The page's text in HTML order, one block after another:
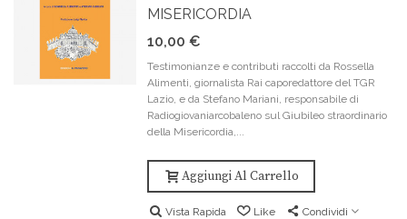
MISERICORDIA
10,00 €
Testimonianze e contributi raccolti da Rossella
Alimenti, giornalista Rai caporedattore del TGR
Lazio, e da Stefano Mariani, responsabile di
Radiogiovaniarcobaleno sul Giubileo straordinario
della Misericordia,...
Aggiungi Al Carrello
Vista Rapida Like Condividi